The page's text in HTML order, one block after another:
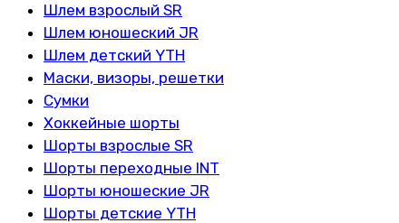
Шлем взрослый SR
Шлем юношеский JR
Шлем детский YTH
Маски, визоры, решетки
Сумки
Хоккейные шорты
Шорты взрослые SR
Шорты переходные INT
Шорты юношеские JR
Шорты детские YTH